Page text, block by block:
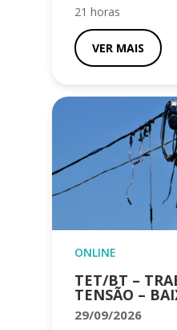
21 horas
VER MAIS
ONLINE
TET/BT –
TENSÃO –
29/09/2026